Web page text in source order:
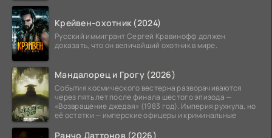
Крейвен-охотник (2024)
Русский иммигрант Сергей Кравинофф должен
доказать, что он величайший охотник в мире.
Мандалорец и Грогу (2026)
События космического вестерна разворачиваются
через пять лет после финала шестого эпизода —
«Возвращение джедая» (1983 год). Империя рухнула, но
её остатки — имперские офицеры и криминальные
Ранчо Даттонов (2026)